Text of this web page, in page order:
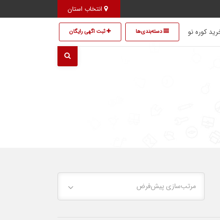
کوره نو دسته‌بندی‌ها ثبت اگهی رایگان
مرتب‌سازی پیش‌فرض